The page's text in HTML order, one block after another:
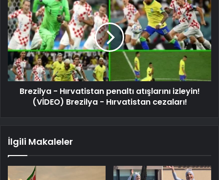
Brezilya - Hırvatistan penaltı atışlarını izleyin!
(VİDEO) Brezilya - Hırvatistan cezaları!
İlgili Makaleler